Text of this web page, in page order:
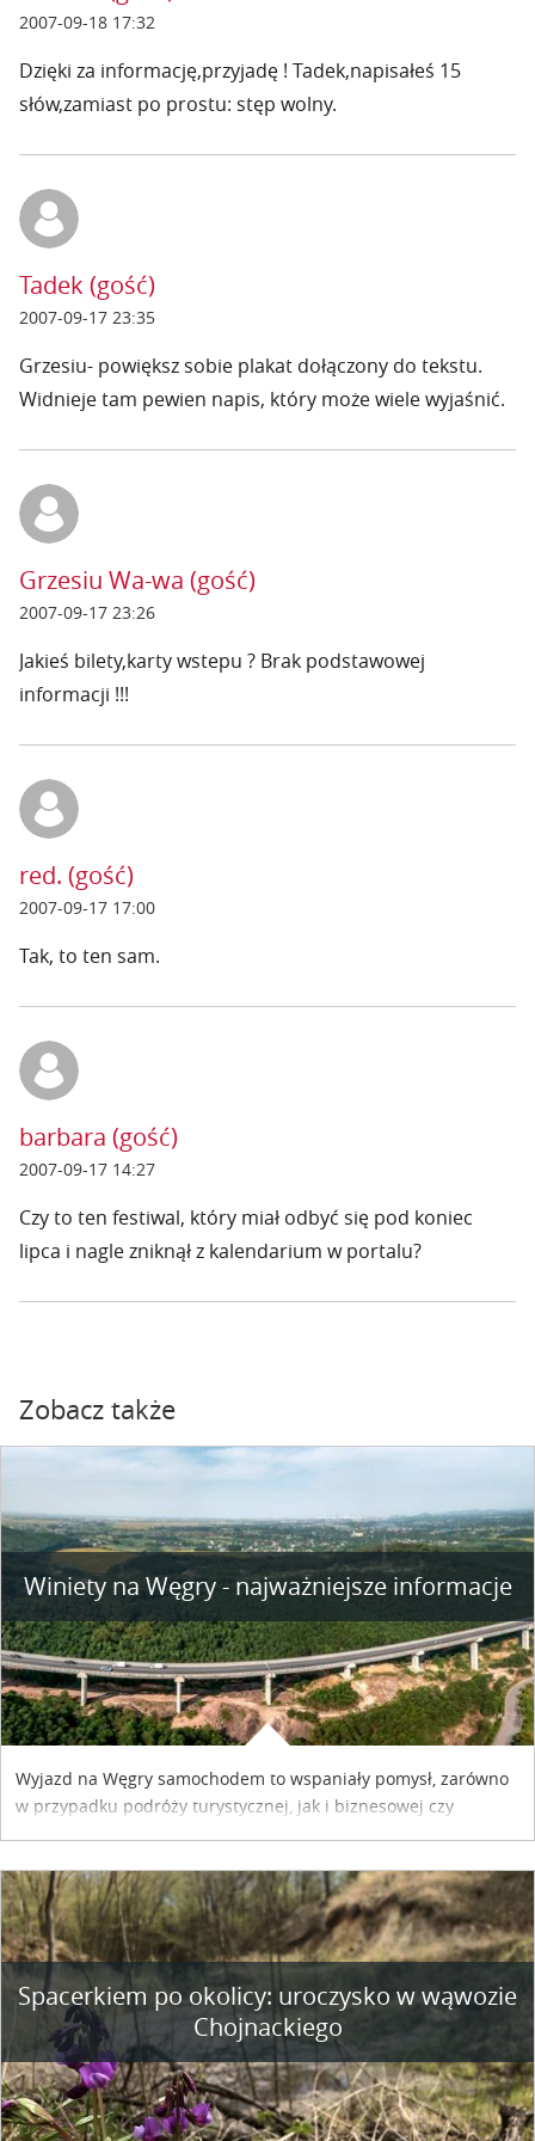
2007-09-18 17:32
Dzięki za informację,przyjadę ! Tadek,napisałeś 15
słów,zamiast po prostu: stęp wolny.
Tadek (gość)
2007-09-17 23:35
Grzesiu- powiększ sobie plakat dołączony do tekstu.
Widnieje tam pewien napis, który może wiele wyjaśnić.
Grzesiu Wa-wa (gość)
2007-09-17 23:26
Jakieś bilety,karty wstepu ? Brak podstawowej
informacji !!!
red. (gość)
2007-09-17 17:00
Tak, to ten sam.
barbara (gość)
2007-09-17 14:27
Czy to ten festiwal, który miał odbyć się pod koniec
lipca i nagle zniknął z kalendarium w portalu?
Zobacz także
Winiety na Węgry - najważniejsze informacje
Wyjazd na Węgry samochodem to wspaniały pomysł, zarówno
w przypadku podróży turystycznej, jak i biznesowej czy
współpracy reklamowej z Hungary Vignette.
Spacerkiem po okolicy: uroczysko w wąwozie
Chojnackiego